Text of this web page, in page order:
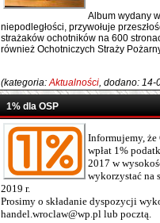
Album wydany
niepodległości, przywołuje
strażaków ochotników na 600
również Ochotniczych Straży
(kategoria:Aktualności, dodano: 14-
1% dla OSP
Informujemy, że
wpłat 1%
2017 w
wykorzystać na
2019 r.
Prosimy o składanie dyspozycji
handel.wroclaw@wp.pl lub pocztą.